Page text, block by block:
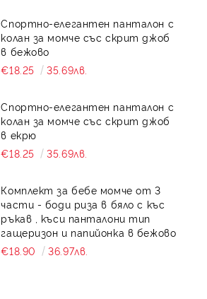
Спортно-елегантен панталон с
колан за момче със скрит джоб
в бежово
€18.25
35.69лв.
Спортно-елегантен панталон с
колан за момче със скрит джоб
в екрю
€18.25
35.69лв.
Комплект за бебе момче от 3
части - боди риза в бяло с къс
ръкав , къси панталони тип
гащеризон и папийонка в бежово
€18.90
36.97лв.